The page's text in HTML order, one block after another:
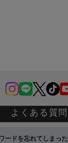
よくある質問
ードを忘れてしまった